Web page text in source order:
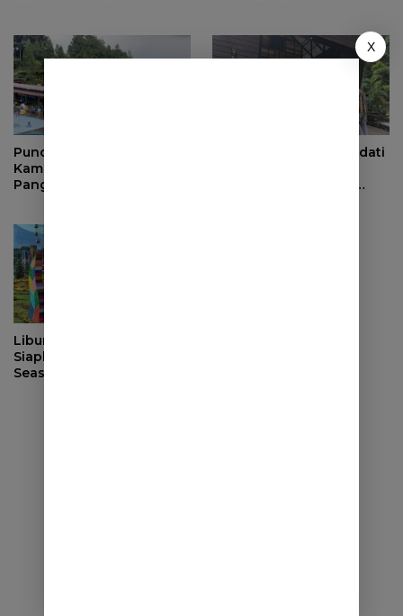
Jatigede
Puncak Libur Lebaran,
Kampung Wisata
Pangjugjugan Diserbu
Ribuan Wisatawan Padati
Libur Lebaran, Janspark
Siapkan Event High
Season “Lebaran Happy
X